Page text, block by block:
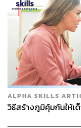
ALPHA SKILLS
วิธีสร้างภูมิคุ้มกันให้เ